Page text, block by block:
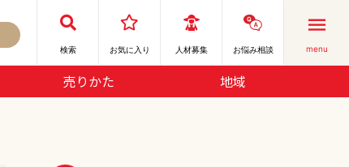
検索 お気に⼊り 人材募集 お悩み相談 menu
売りかた 地域